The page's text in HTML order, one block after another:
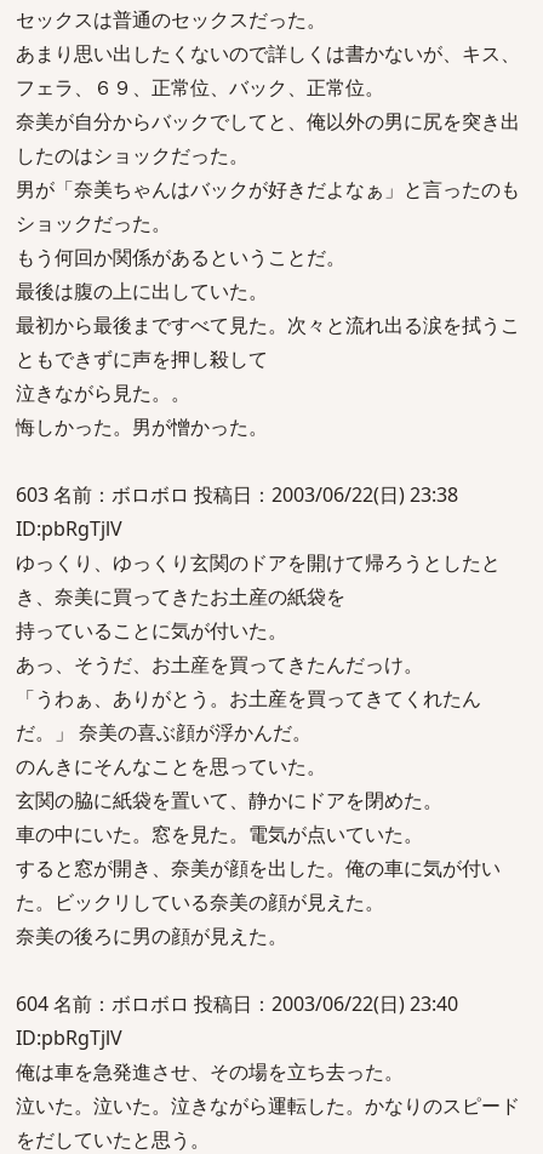
セックスは普通のセックスだった。
あまり思い出したくないので詳しくは書かないが、キス、
フェラ、６９、正常位、バック、正常位。
奈美が自分からバックでしてと、俺以外の男に尻を突き出
したのはショックだった。
男が「奈美ちゃんはバックが好きだよなぁ」と言ったのも
ショックだった。
もう何回か関係があるということだ。
最後は腹の上に出していた。
最初から最後まですべて見た。次々と流れ出る涙を拭うこ
ともできずに声を押し殺して
泣きながら見た。。
悔しかった。男が憎かった。
603 名前：ボロボロ 投稿日：2003/06/22(日) 23:38
ID:pbRgTjlV
ゆっくり、ゆっくり玄関のドアを開けて帰ろうとしたと
き、奈美に買ってきたお土産の紙袋を
持っていることに気が付いた。
あっ、そうだ、お土産を買ってきたんだっけ。
「うわぁ、ありがとう。お土産を買ってきてくれたん
だ。」 奈美の喜ぶ顔が浮かんだ。
のんきにそんなことを思っていた。
玄関の脇に紙袋を置いて、静かにドアを閉めた。
車の中にいた。窓を見た。電気が点いていた。
すると窓が開き、奈美が顔を出した。俺の車に気が付い
た。ビックリしている奈美の顔が見えた。
奈美の後ろに男の顔が見えた。
604 名前：ボロボロ 投稿日：2003/06/22(日) 23:40
ID:pbRgTjlV
俺は車を急発進させ、その場を立ち去った。
泣いた。泣いた。泣きながら運転した。かなりのスピード
をだしていたと思う。